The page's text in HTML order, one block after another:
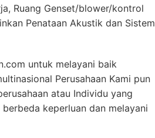
Ruang Genset/blower/kontrol
Penataan Akustik dan Sistem
untuk melayani baik
Perusahaan Kami pun
atau Individu yang
keperluan dan melayani